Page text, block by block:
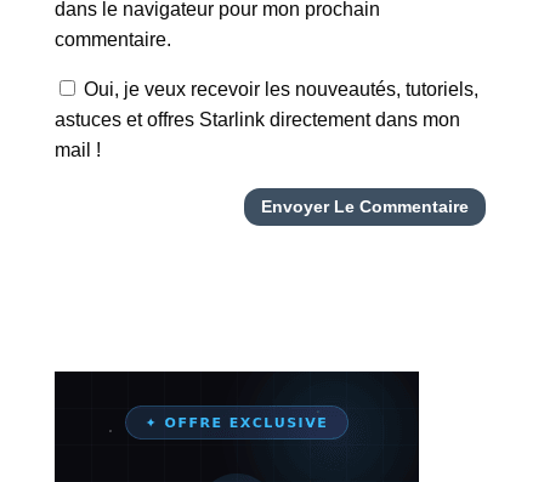
dans le navigateur pour mon prochain
commentaire.
Oui, je veux recevoir les nouveautés, tutoriels,
astuces et offres Starlink directement dans mon
mail !